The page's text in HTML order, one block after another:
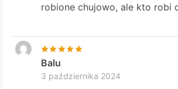
robione chujowo, ale kto robi
Balu
3 października 2024